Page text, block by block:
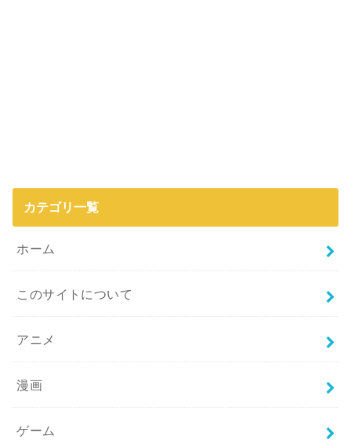
カテゴリ一覧
ホーム
このサイトについて
アニメ
漫画
ゲーム